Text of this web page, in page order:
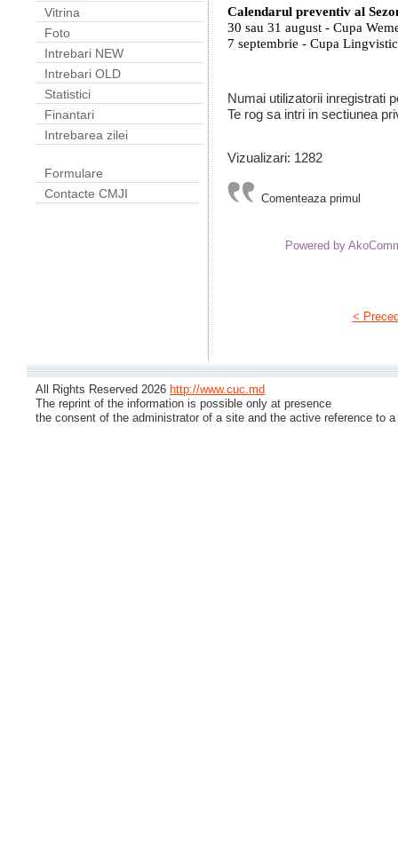
Vitrina
Foto
Intrebari NEW
Intrebari OLD
Statistici
Finantari
Intrebarea zilei
Formulare
Contacte CMJI
Calendarul preventiv al
30 sau 31 august - Cupa
7 septembrie - Cupa
Numai utilizatorii inregistrati
Te rog sa intri in sectiunea
Vizualizari: 1282
Comenteaza primul
Powered by
<
All Rights Reserved 2026 http://www.cuc.md
The reprint of the information is possible only at presence
the consent of the administrator of a site and the active reference to